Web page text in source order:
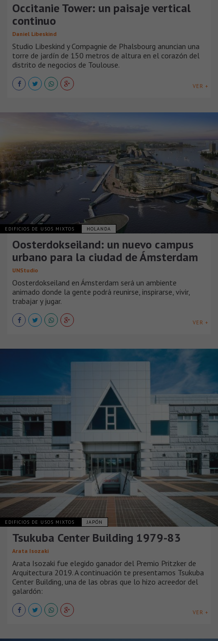
Occitanie Tower: un paisaje vertical
continuo
Daniel Libeskind
Studio Libeskind y Compagnie de Phalsbourg anuncian una
torre de jardín de 150 metros de altura en el corazón del
distrito de negocios de Toulouse.
VER +
EDIFICIOS DE USOS MIXTOS HOLANDA
Oosterdokseiland: un nuevo campus
urbano para la ciudad de Ámsterdam
UNStudio
Oosterdokseiland en Ámsterdam será un ambiente
animado donde la gente podrá reunirse, inspirarse, vivir,
trabajar y jugar.
VER +
EDIFICIOS DE USOS MIXTOS JAPÓN
Tsukuba Center Building 1979-83
Arata Isozaki
Arata Isozaki fue elegido ganador del Premio Pritzker de
Arquitectura 2019. A continuación te presentamos Tsukuba
Center Building, una de las obras que lo hizo acreedor del
galardón:
VER +